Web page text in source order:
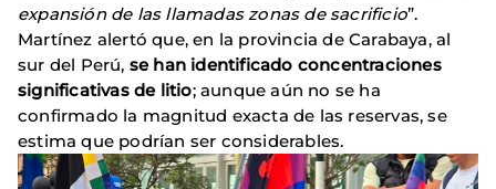
expansión de las llamadas zonas de sacrificio”.
Martínez alertó que, en la provincia de Carabaya, al
sur del Perú, se han identificado concentraciones
significativas de litio; aunque aún no se ha
confirmado la magnitud exacta de las reservas, se
estima que podrían ser considerables.